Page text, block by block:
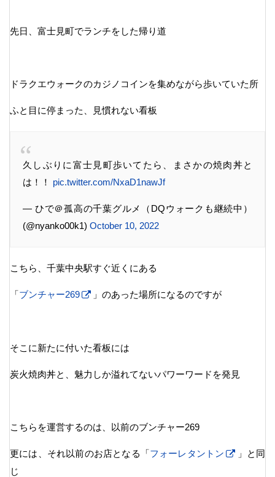
先日、富士見町でランチをした帰り道
ドラクエウォークのカジノコインを集めながら歩いていた所
ふと目に停まった、見慣れない看板
久しぶりに富士見町歩いてたら、まさかの焼肉丼と
は！！ pic.twitter.com/NxaD1nawJf
— ひで＠孤高の千葉グルメ（DQウォークも継続中）
(@nyanko00k1) October 10, 2022
こちら、千葉中央駅すぐ近くにある
「ブンチャー269 」のあった場所になるのですが
そこに新たに付いた看板には
炭火焼肉丼と、魅力しか溢れてないパワーワードを発見
こちらを運営するのは、以前のブンチャー269
更には、それ以前のお店となる「フォーレタントン
」と同
じ